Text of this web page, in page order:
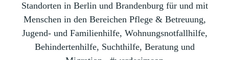
Standorten in Berlin und Brandenburg für und mit
Menschen in den Bereichen Pflege & Betreuung,
Jugend- und Familienhilfe, Wohnungsnotfallhilfe,
Behindertenhilfe, Suchthilfe, Beratung und